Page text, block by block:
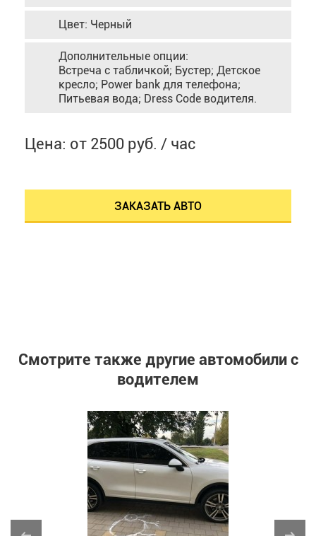
Цвет: Черный
Дополнительные опции:
Встреча с табличкой; Бустер; Детское
кресло; Power bank для телефона;
Питьевая вода; Dress Code водителя.
Цена: от 2500 руб. / час
ЗАКАЗАТЬ АВТО
Смотрите также другие автомобили с
водителем